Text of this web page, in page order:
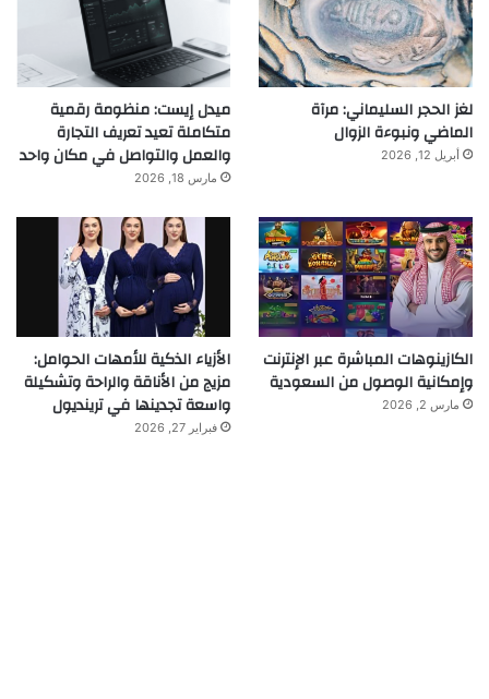
لغز الحجر السليماني: مرآة
الماضي ونبوءة الزوال
أبريل 12, 2026
ميدل إيست: منظومة رقمية
متكاملة تعيد تعريف التجارة
والعمل والتواصل في مكان واحد
مارس 18, 2026
الكازينوهات المباشرة عبر الإنترنت
وإمكانية الوصول من السعودية
مارس 2, 2026
الأزياء الذكية للأمهات الحوامل:
مزيج من الأناقة والراحة وتشكيلة
واسعة تجدينها في ترينديول
فبراير 27, 2026